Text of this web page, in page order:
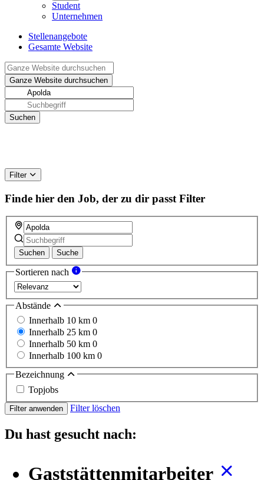
Student
Unternehmen
Stellenangebote
Gesamte Website
Filter
Finde hier den Job, der zu dir passt Filter
Suchen Suche
Sortieren nach
Abstände
Innerhalb 10 km 0
Innerhalb 25 km 0
Innerhalb 50 km 0
Innerhalb 100 km 0
Bezeichnung
Topjobs
Filter anwenden Filter löschen
Du hast gesucht nach:
Gaststättenmitarbeiter